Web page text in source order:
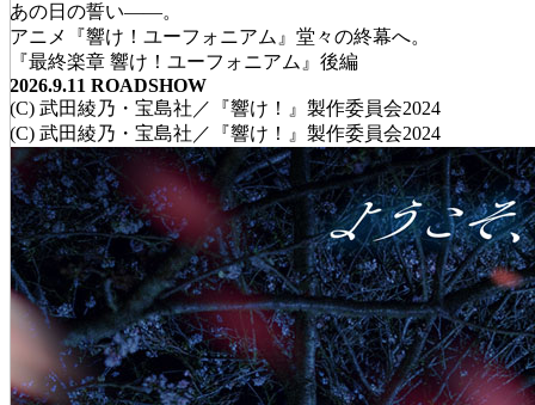
あの日の誓い――。
アニメ『響け！ユーフォニアム』堂々の終幕へ。
『最終楽章 響け！ユーフォニアム』後編
2026.9.11 ROADSHOW
(C) 武田綾乃・宝島社／『響け！』製作委員会2024
(C) 武田綾乃・宝島社／『響け！』製作委員会2024